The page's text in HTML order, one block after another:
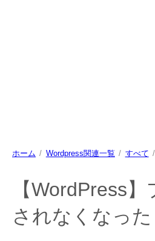
ホーム Wordpress関連一覧 すべて
【WordPress
されなくなった